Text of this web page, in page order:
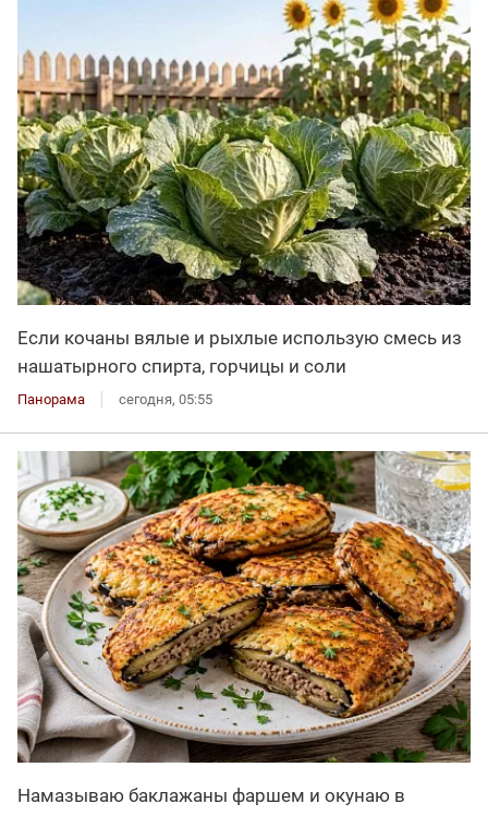
Если кочаны вялые и рыхлые использую смесь из
нашатырного спирта, горчицы и соли
Панорама сегодня, 05:55
Намазываю баклажаны фаршем и окунаю в